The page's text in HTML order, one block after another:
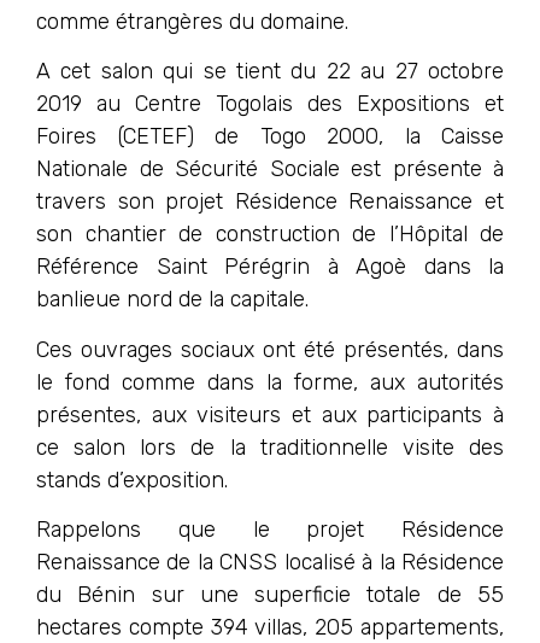
comme étrangères du domaine.
A cet salon qui se tient du 22 au 27 octobre
2019 au Centre Togolais des Expositions et
Foires (CETEF) de Togo 2000, la Caisse
Nationale de Sécurité Sociale est présente à
travers son projet Résidence Renaissance et
son chantier de construction de l’Hôpital de
Référence Saint Pérégrin à Agoè dans la
banlieue nord de la capitale.
Ces ouvrages sociaux ont été présentés, dans
le fond comme dans la forme, aux autorités
présentes, aux visiteurs et aux participants à
ce salon lors de la traditionnelle visite des
stands d’exposition.
Rappelons que le projet Résidence
Renaissance de la CNSS localisé à la Résidence
du Bénin sur une superficie totale de 55
hectares compte 394 villas, 205 appartements,